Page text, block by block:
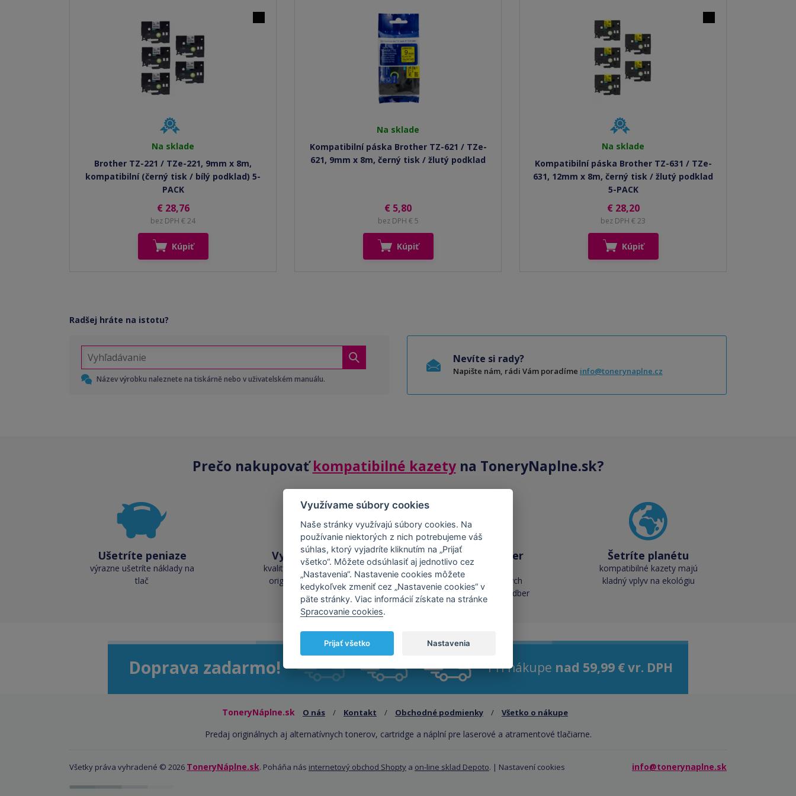
Na sklade
Brother TZ-221 / TZe-221, 9mm x 8m,
kompatibilní (černý tisk / bílý podklad) 5-
PACK
€ 28,76
bez DPH € 24
Kúpiť
Na sklade
Kompatibilní páska Brother TZ-621 / TZe-
621, 9mm x 8m, černý tisk / žlutý podklad
€ 5,80
bez DPH € 5
Kúpiť
Na sklade
Kompatibilní páska Brother TZ-631 / TZe-
631, 12mm x 8m, černý tisk / žlutý podklad
5-PACK
€ 28,20
bez DPH € 23
Kúpiť
Radšej hráte na istotu?
Název výrobku naleznete na tiskárně nebo v uživatelském manuálu.
Nevíte si rady?
Napište nám, rádi Vám poradíme info@tonerynaplne.cz
Prečo nakupovaťkompatibilné kazetyna ToneryNaplne.sk?
Ušetríte peniaze
výrazne ušetríte náklady na
tlač
Vysoká kvalita
kvalita je porovnateľná s
originálnymi náplňami
Skladom takmer
všetko
cez 50 000 skladových
zásob pre okamžitý odber
Šetríte planétu
kompatibilné kazety majú
kladný vplyv na ekológiu
Doprava zadarmo! Pri nákupe nad 59,99 € vr. DPH
ToneryNáplne.sk O nás / Kontakt / Obchodné podmienky / Všetko o nákupe
Predaj originálnych aj alternatívnych tonerov, cartridge a náplní pre laserové a atramentové tlačiarne.
info@tonerynaplne.sk
Všetky práva vyhradené © 2026 ToneryNáplne.sk. Poháňa nás internetový obchod Shopty a on-line sklad Depoto. | Nastavení cookies
Využívame súbory cookies
Naše stránky využívajú súbory cookies. Na
používanie niektorých z nich potrebujeme váš
súhlas, ktorý vyjadríte kliknutím na „Prijať
všetko“. Môžete odsúhlasiť aj jednotlivo cez
„Nastavenia“. Nastavenie cookies môžete
kedykoľvek zmeniť cez „Nastavenie cookies“ v
päte stránky. Viac informácií získate na stránke
Spracovanie cookies.
Prijať všetko Nastavenia